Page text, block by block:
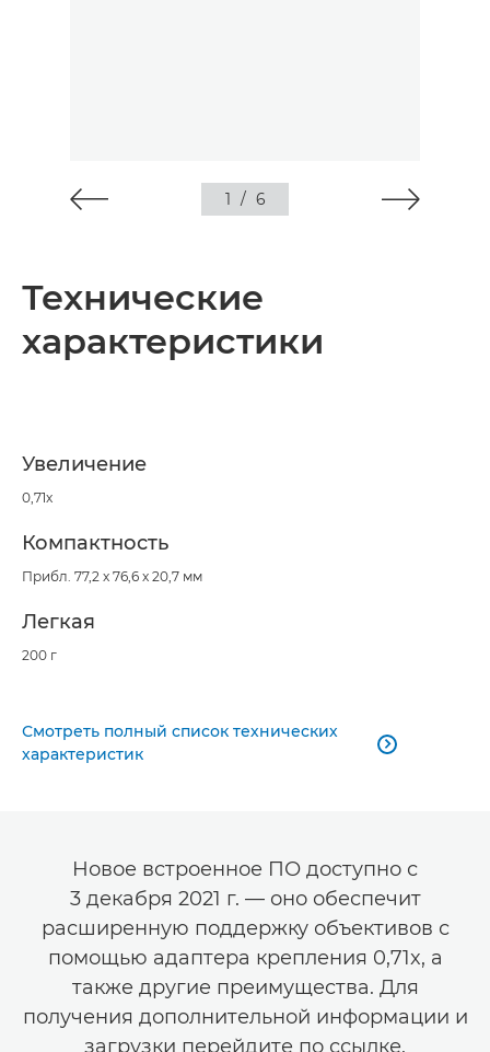
1 / 6
Технические
характеристики
Увеличение
0,71x
Компактность
Прибл. 77,2 x 76,6 x 20,7 мм
Легкая
200 г
Смотреть полный список технических
характеристик

Новое встроенное ПО доступно с
3 декабря 2021 г. — оно обеспечит
расширенную поддержку объективов с
помощью адаптера крепления 0,71x, а
также другие преимущества. Для
получения дополнительной информации и
загрузки перейдите по ссылке.